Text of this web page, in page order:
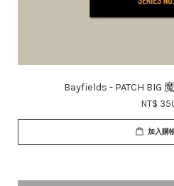
Bayfields - PATCH BIG
NT$
加入購